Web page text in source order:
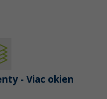
- Viac okien